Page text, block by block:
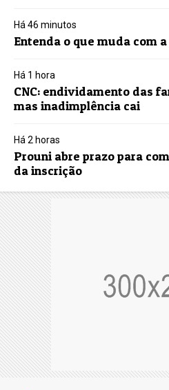
Há 46 minutos
Entenda o que muda com
Há 1 hora
CNC: endividamento das
mas inadimplência cai
Há 2 horas
Prouni abre prazo para
da inscrição